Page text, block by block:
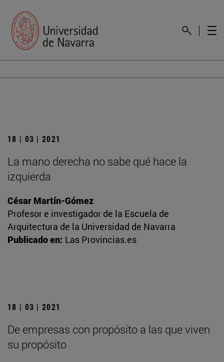
18 | 03 | 2021
La mano derecha no sabe qué hace la
izquierda
César Martín-Gómez
Profesor e investigador de la Escuela de
Arquitectura de la Universidad de Navarra
Publicado en: Las Provincias.es
18 | 03 | 2021
De empresas con propósito a las que viven
su propósito